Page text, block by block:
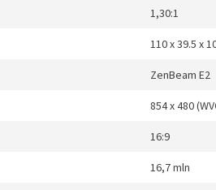
1,30:1
110 x 39.5 x
ZenBeam E2
854 x 480
16:9
16,7 mln